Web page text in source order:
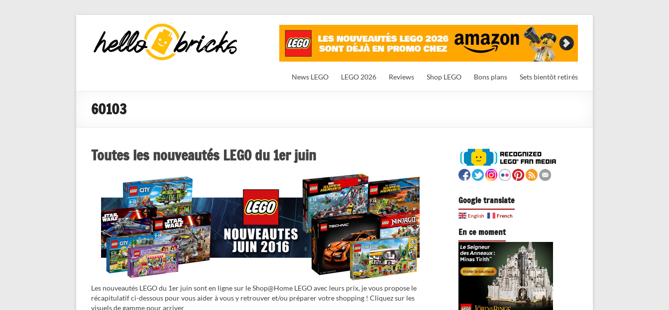
HelloBricks
Blog LEGO,
nouveaut�s
News LEGO LEGO 2026 Reviews Shop LEGO Bons plans Sets bientôt retirés
60103
Toutes les nouveautés LEGO du 1er juin
Les nouveautés LEGO du 1er juin sont en ligne sur le Shop@Home LEGO avec leurs prix, je vous propose le
récapitulatif ci-dessous pour vous aider à vous y retrouver et/ou préparer votre shopping ! Cliquez sur les
visuels de gamme pour arriver
Google translate
English French
En ce moment